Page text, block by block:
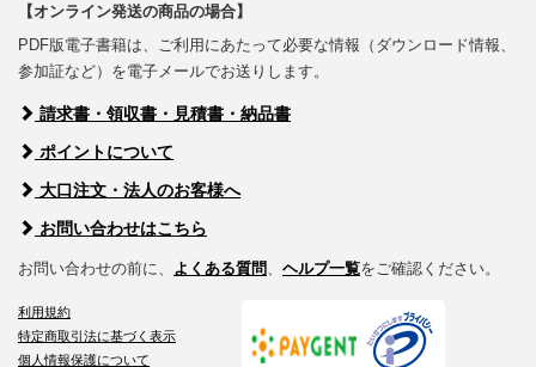
【オンライン発送の商品の場合】
PDF版電子書籍は、ご利用にあたって必要な情報（ダウンロード情報、
参加証など）を電子メールでお送りします。
請求書・領収書・見積書・納品書
ポイントについて
大口注文・法人のお客様へ
お問い合わせはこちら
お問い合わせの前に、 よくある質問 ヘルプ一覧をご確認ください。
利用規約
特定商取引法に基づく表示
個人情報保護について